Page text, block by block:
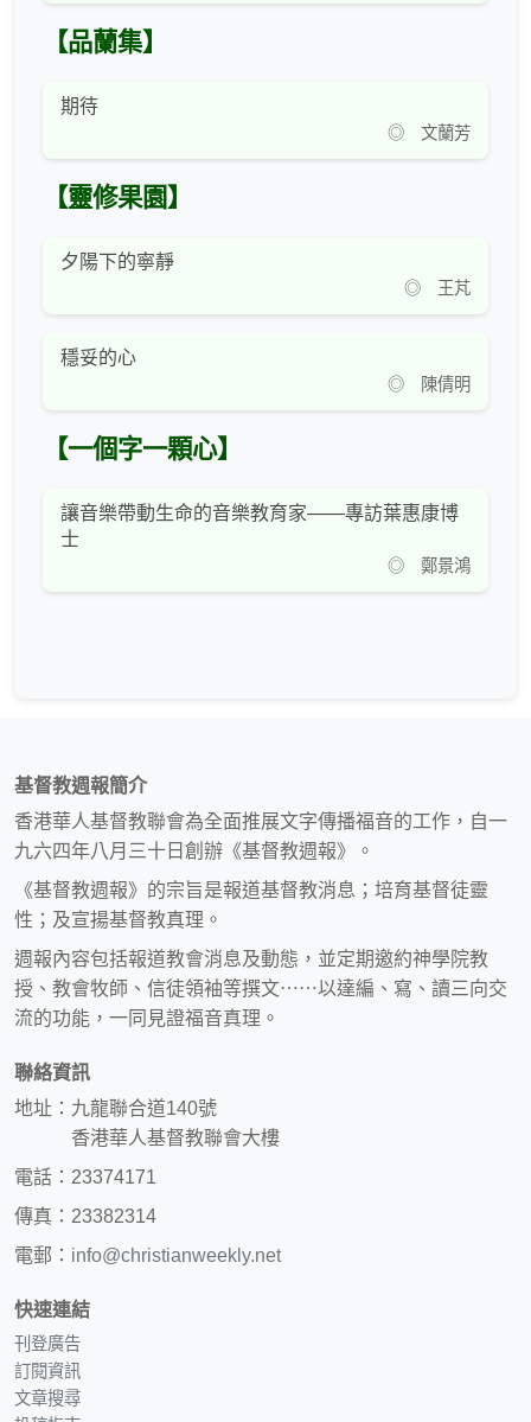
【品蘭集】
期待
◎ 文蘭芳
【靈修果園】
夕陽下的寧靜
◎ 王芃
穩妥的心
◎ 陳倩明
【一個字一顆心】
讓音樂帶動生命的音樂教育家——專訪葉惠康博
士
◎ 鄭景鴻
基督教週報簡介
香港華人基督教聯會為全面推展文字傳播福音的工作，自一
九六四年八月三十日創辦《基督教週報》。
《基督教週報》的宗旨是報道基督教消息；培育基督徒靈
性；及宣揚基督教真理。
週報內容包括報道教會消息及動態，並定期邀約神學院教
授、教會牧師、信徒領袖等撰文⋯⋯以達編、寫、讀三向交
流的功能，一同見證福音真理。
聯絡資訊
地址：九龍聯合道140號
香港華人基督教聯會大樓
電話：23374171
傳真：23382314
電郵： info@christianweekly.net
快速連結
刊登廣告
訂閱資訊
文章搜尋